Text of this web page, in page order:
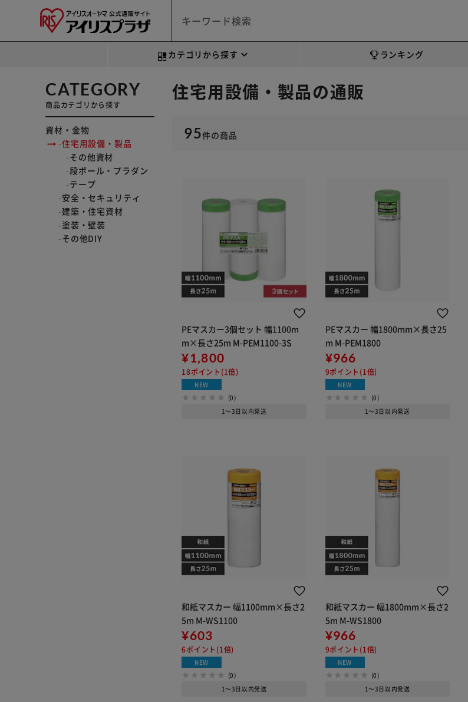
カテゴリから探す ランキング
CATEGORY
商品カテゴリから探す
資材・金物
住宅用設備・製品
その他資材
段ボール・プラダン
テープ
安全・セキュリティ
建築・住宅資材
塗装・壁装
その他DIY
住宅用設備・製品の通販
95件の商品
PEマスカー3個セット 幅1100m
m×長さ25m M-PEM1100-3S
¥1,800
18ポイント(1倍)
NEW
(0)
1～3日以内発送
PEマスカー 幅1800mm×長さ25
m M-PEM1800
¥966
9ポイント(1倍)
NEW
(0)
1～3日以内発送
和紙マスカー 幅1100mm×長さ2
5m M-WS1100
¥603
6ポイント(1倍)
NEW
(0)
1～3日以内発送
和紙マスカー 幅1800mm×長さ2
5m M-WS1800
¥966
9ポイント(1倍)
NEW
(0)
1～3日以内発送